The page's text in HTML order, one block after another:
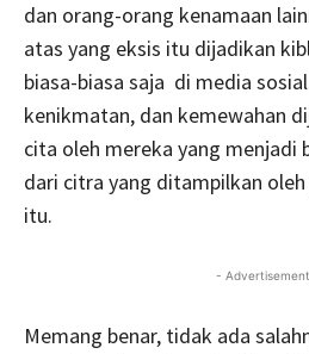
dan orang-orang kenamaan
atas yang eksis itu dijadikan
biasa-biasa saja di media
kenikmatan, dan kemewahan
cita oleh mereka yang menjadi
dari citra yang ditampilkan
itu.
-
Memang benar, tidak ada